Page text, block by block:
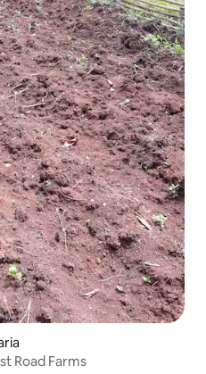
Road Farms